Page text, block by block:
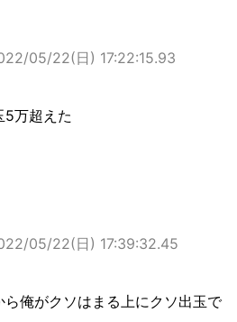
05/22(日) 17:22:15.93
5万超えた
05/22(日) 17:39:32.45
俺がクソはまる上にクソ出玉で